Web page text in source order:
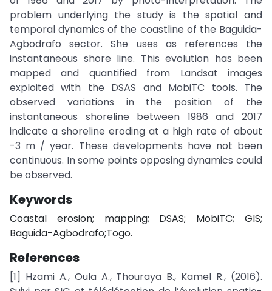
problem underlying the study is the spatial and
temporal dynamics of the coastline of the Baguida-
Agbodrafo sector. She uses as references the
instantaneous shore line. This evolution has been
mapped and quantified from Landsat images
exploited with the DSAS and MobiTC tools. The
observed variations in the position of the
instantaneous shoreline between 1986 and 2017
indicate a shoreline eroding at a high rate of about
-3 m / year. These developments have not been
continuous. In some points opposing dynamics could
be observed.
Keywords
Coastal erosion; mapping; DSAS; MobiTC; GIS;
Baguida-Agbodrafo;Togo.
References
[1] Hzami A., Oula A., Thouraya B., Kamel R., (2016).